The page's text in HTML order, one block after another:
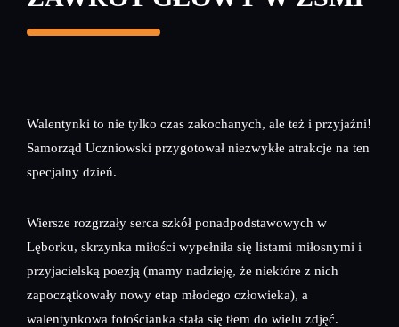
Walentynki to nie tylko czas zakochanych, ale też i przyjaźni!
Samorząd Uczniowski przygotował niezwykłe atrakcje na ten
specjalny dzień.
Wiersze rozgrzały serca szkół ponadpodstawowych w
Lęborku, skrzynka miłości wypełniła się listami miłosnymi i
przyjacielską poezją (mamy nadzieję, że niektóre z nich
zapoczątkowały nowy etap młodego człowieka), a
walentynkowa fotościanka stała się tłem do wielu zdjęć.